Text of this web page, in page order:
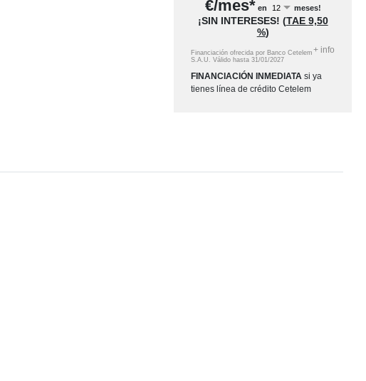
€/mes* en meses!
¡SIN INTERESES! (TAE 9,50
%)
Financiación ofrecida por Banco Cetelem
S.A.U.Válido hasta31/01/2027
+ info
FINANCIACIÓN INMEDIATA si ya
tienes línea de crédito Cetelem